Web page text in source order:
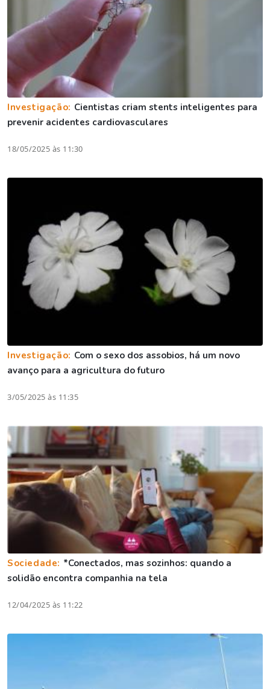
Investigação: Cientistas criam stents inteligentes para
prevenir acidentes cardiovasculares
18/05/2025 às 11:30
Investigação: Com o sexo dos assobios, há um novo
avanço para a agricultura do futuro
3/05/2025 às 11:35
Sociedade: *Conectados, mas sozinhos: quando a
solidão encontra companhia na tela
12/04/2025 às 11:22